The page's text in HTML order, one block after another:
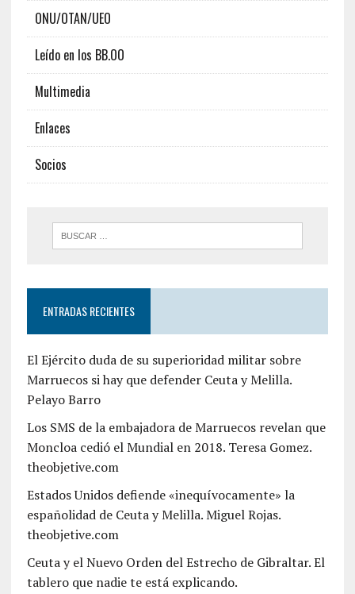
ONU/OTAN/UEO
Leído en los BB.OO
Multimedia
Enlaces
Socios
ENTRADAS RECIENTES
El Ejército duda de su superioridad militar sobre
Marruecos si hay que defender Ceuta y Melilla.
Pelayo Barro
Los SMS de la embajadora de Marruecos revelan que
Moncloa cedió el Mundial en 2018. Teresa Gomez.
theobjetive.com
Estados Unidos defiende «inequívocamente» la
españolidad de Ceuta y Melilla. Miguel Rojas.
theobjetive.com
Ceuta y el Nuevo Orden del Estrecho de Gibraltar. El
tablero que nadie te está explicando.